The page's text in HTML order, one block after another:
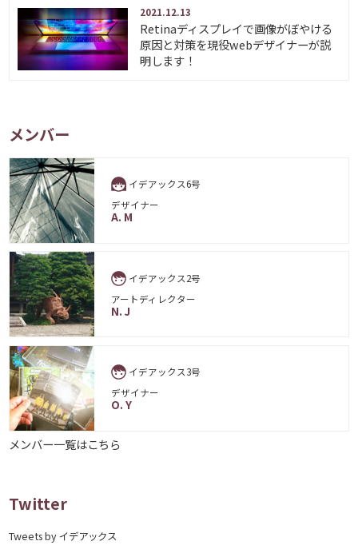
2021.12.13
Retinaディスプレイで画像がぼやける
原因と対策を現役webデザイナーが説
明します！
メンバー
イデアックス6号
デザイナー
A. M
イデアックス2号
アートディレクター
N. J
イデアックス3号
デザイナー
O. Y
メンバー一覧はこちら
Twitter
Tweets by イデアックス